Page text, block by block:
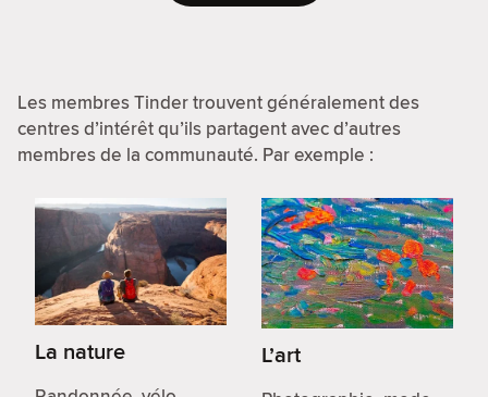
Les membres Tinder trouvent généralement des
centres d’intérêt qu’ils partagent avec d’autres
membres de la communauté. Par exemple :
La nature L’art